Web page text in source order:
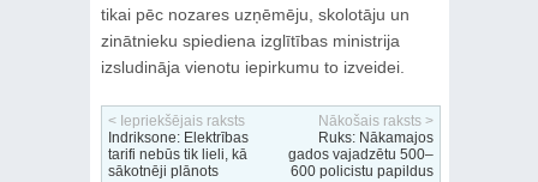
tikai pēc nozares uzņēmēju, skolotāju un
zinātnieku spiediena izglītības ministrija
izsludināja vienotu iepirkumu to izveidei.
< Iepriekšējais raksts
Indriksone: Elektrības
tarifi nebūs tik lieli, kā
sākotnēji plānots
Nākošais raksts >
Ruks: Nākamajos
gados vajadzētu 500–
600 policistu papildus